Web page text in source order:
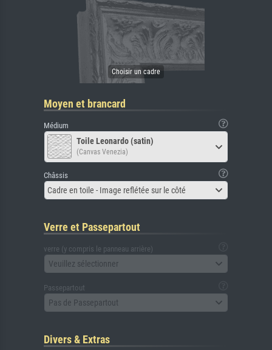
Moyen et brancard
Médium
Toile Leonardo (satin)
(Canvas Venezia)
Châssis
Cadre en toile - Image reflétée sur le côté
Verre et Passepartout
verre (y compris le panneau arrière)
Veuillez sélectionner
Passepartout
Pas de Passepartout
Divers & Extras